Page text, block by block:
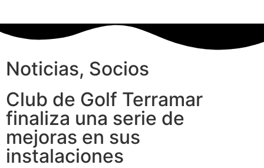
Noticias, Socios
Club de Golf Terramar
finaliza una serie de
mejoras en sus
instalaciones